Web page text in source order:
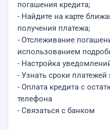
погашения кредита;
- Найдите на карте
получения платежа;
- Отслеживание
использованием
- Настройка
- Узнать сроки
- Оплата кредита с
телефона
- Связаться с банком